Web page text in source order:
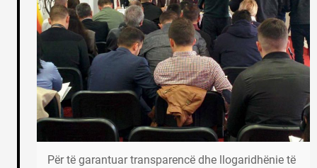
Për të garantuar transparencë dhe llogaridhënie të